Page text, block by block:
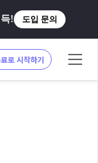
! 도입 문의
로 시작하기